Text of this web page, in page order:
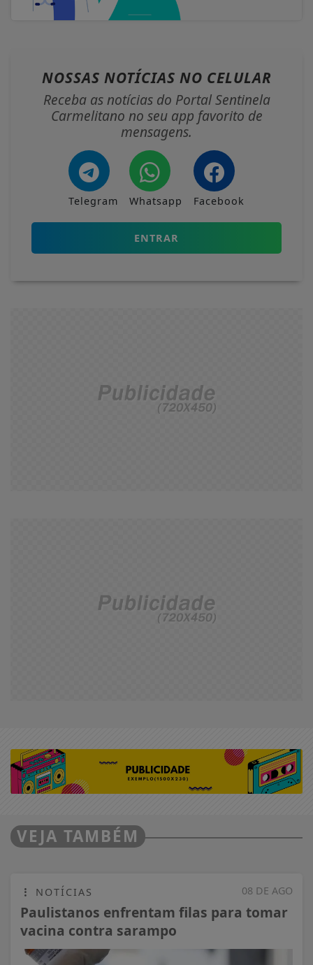
NOSSAS NOTÍCIAS NO CELULAR
Receba as notícias do Portal Sentinela
Carmelitano no seu app favorito de
mensagens.
Telegram Whatsapp Facebook
ENTRAR
VEJA TAMBÉM
08 DE AGO
NOTÍCIAS
Paulistanos enfrentam filas para tomar
vacina contra sarampo